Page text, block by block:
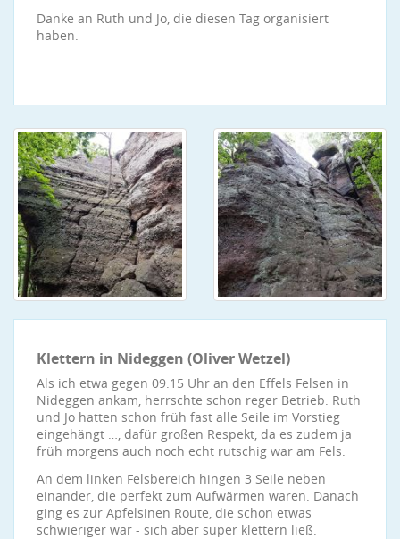
Danke an Ruth und Jo, die diesen Tag organisiert
haben.
Klettern in Nideggen (Oliver Wetzel)
Als ich etwa gegen 09.15 Uhr an den Effels Felsen in
Nideggen ankam, herrschte schon reger Betrieb. Ruth
und Jo hatten schon früh fast alle Seile im Vorstieg
eingehängt …, dafür großen Respekt, da es zudem ja
früh morgens auch noch echt rutschig war am Fels.
An dem linken Felsbereich hingen 3 Seile neben
einander, die perfekt zum Aufwärmen waren. Danach
ging es zur Apfelsinen Route, die schon etwas
schwieriger war - sich aber super klettern ließ.